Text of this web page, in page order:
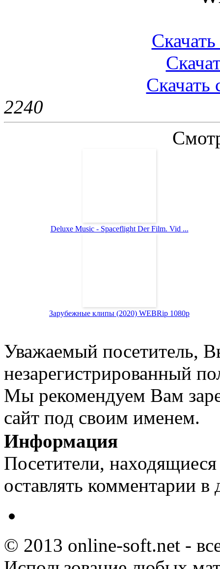
Скачать
2240
Deluxe Music - Spaceflight Der Film. Vid ...
Зарубежные клипы (2020) WEBRip 1080p
Уважаемый посетитель,
незарегистрированный
Мы рекомендуем Вам
сайт под своим именем.
Информация
Посетители,
оставлять комментарии в
© 2013 online-soft.net -